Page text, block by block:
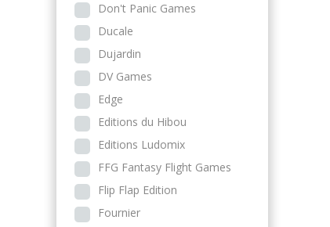
Don't Panic Games
Ducale
Dujardin
DV Games
Edge
Editions du Hibou
Editions Ludomix
FFG Fantasy Flight Games
Flip Flap Edition
Fournier